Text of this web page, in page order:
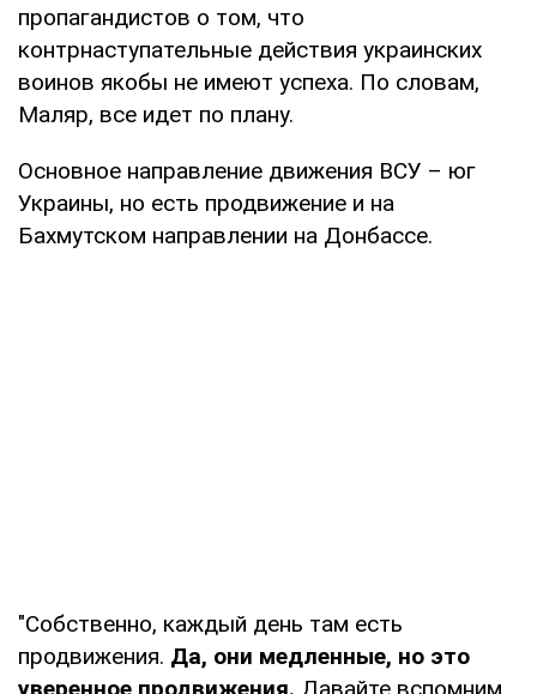
пропагандистов о том, что
контрнаступательные действия украинских
воинов якобы не имеют успеха. По словам,
Маляр, все идет по плану.
Основное направление движения ВСУ – юг
Украины, но есть продвижение и на
Бахмутском направлении на Донбассе.
"Собственно, каждый день там есть
продвижения. Да, они медленные, но это
уверенное продвижения. Давайте вспомним